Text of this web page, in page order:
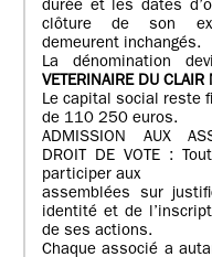
durée et les dates
clôture de son
demeurent inchangés.
La dénomination
VETERINAIRE DU CLAIR
Le capital social reste
de 110 250 euros.
ADMISSION AUX
DROIT DE VOTE :
participer aux
assemblées sur
identité et de
de ses actions.
Chaque associé a